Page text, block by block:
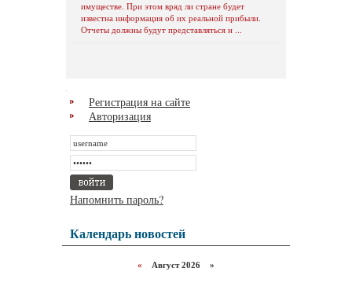
имуществе. При этом вряд ли стране будет
известна информация об их реальной прибыли.
Отчеты должны будут представляться н ...
Регистрация на сайте
Авторизация
Напомнить пароль?
Календарь новостей
« Август 2026 »